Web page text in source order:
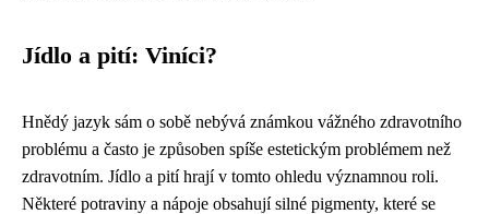
Jídlo a pití: Viníci?
Hnědý jazyk sám o sobě nebývá známkou vážného zdravotního
problému a často je způsoben spíše estetickým problémem než
zdravotním. Jídlo a pití hrají v tomto ohledu významnou roli.
Některé potraviny a nápoje obsahují silné pigmenty, které se